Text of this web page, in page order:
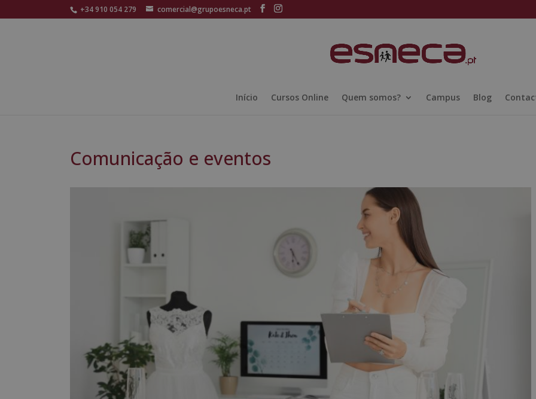
+34 910 054 279 comercial@grupoesneca.pt
Início Cursos Online Quem somos? Campus Blog
Comunicação e eventos